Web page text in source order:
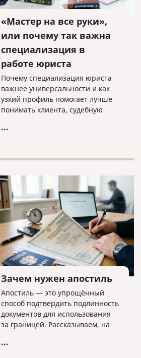
«Мастер на все руки»,
или почему так важна
специализация в
работе юриста
Почему специализация юриста
важнее универсальности и как
узкий профиль помогает лучше
понимать клиента, судебную
эффективную стратегию защиты.
...
Зачем нужен апостиль
Апостиль — это упрощённый
способ подтвердить подлинность
документов для использования
за границей. Рассказываем, на
оформляется и какие нюансы
...